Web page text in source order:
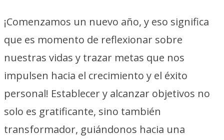
¡Comenzamos un nuevo año, y eso significa
que es momento de reflexionar sobre
nuestras vidas y trazar metas que nos
impulsen hacia el crecimiento y el éxito
personal! Establecer y alcanzar objetivos no
solo es gratificante, sino también
transformador, guiándonos hacia una